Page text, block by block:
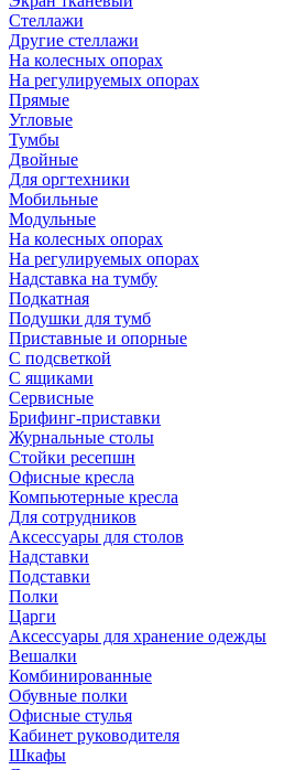
Стеллажи
Другие стеллажи
На колесных опорах
На регулируемых опорах
Прямые
Угловые
Тумбы
Двойные
Для оргтехники
Мобильные
Модульные
На колесных опорах
На регулируемых опорах
Надставка на тумбу
Подкатная
Подушки для тумб
Приставные и опорные
С подсветкой
С ящиками
Сервисные
Брифинг-приставки
Журнальные столы
Стойки ресепшн
Офисные кресла
Компьютерные кресла
Для сотрудников
Аксессуары для столов
Надставки
Подставки
Полки
Царги
Аксессуары для хранение одежды
Вешалки
Комбинированные
Обувные полки
Офисные стулья
Кабинет руководителя
Шкафы